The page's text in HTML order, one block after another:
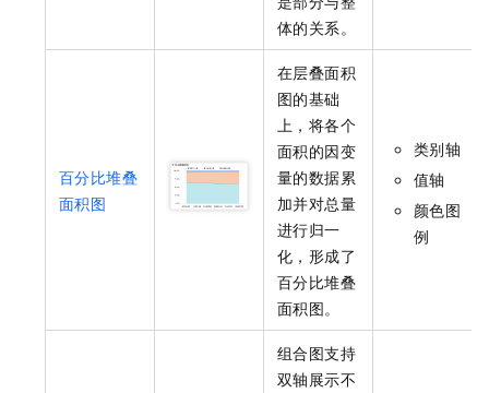
体的关系。
百分比堆叠
面积图
在层叠面积
图的基础
上，将各个
面积的因变
量的数据累
加并对总量
进行归一
化，形成了
百分比堆叠
面积图。
类别轴
值轴
颜色图
例
组合图支持
双轴展示不